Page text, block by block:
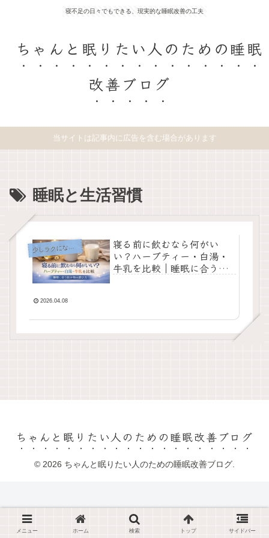
寝不足の日々でもできる、現実的な睡眠改善の工夫
ちゃんと眠りたい人のための睡眠
改善ブログ
当サイトは記事内に広告を含む場合があります
睡眠と生活習慣
少
しラクになる工夫
寝る前に飲むなら何がい
い？ハーブティー・白湯・
牛乳を比較｜睡眠に合う飲
2026.04.08
ちゃんと眠りたい人のための睡眠改善ブログ
© 2026 ちゃんと眠りたい人のための睡眠改善ブログ.
メニュー ホーム 検索 トップ サイドバー